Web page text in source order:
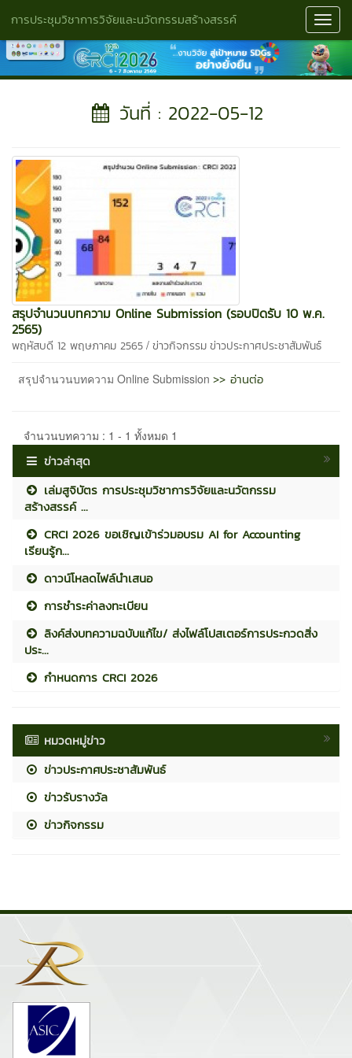
การประชุมวิชาการวิจัยและนวัตกรรมสร้างสรรค์
วันที่ : 2022-05-12
สรุปจำนวนบทความ Online Submission (รอบปิดรับ 10 พ.ค.
2565)
พฤหัสบดี 12 พฤษภาคม 2565 / ข่าวกิจกรรมข่าวประกาศประชาสัมพันธ์
สรุปจำนวนบทความ Online Submission >> อ่านต่อ
จำนวนบทความ : 1 - 1 ทั้งหมด 1
ข่าวล่าสุด
เล่มสูจิบัตร การประชุมวิชาการวิจัยและนวัตกรรม
สร้างสรรค์ ...
CRCI 2026 ขอเชิญเข้าร่วมอบรม AI for Accounting
เรียนรู้ก...
ดาวน์โหลดไฟล์นำเสนอ
การชำระค่าลงทะเบียน
ลิงค์ส่งบทความฉบับแก้ไข/ ส่งไฟล์โปสเตอร์การประกวดสิ่ง
ประ...
กำหนดการ CRCI 2026
หมวดหมู่ข่าว
ข่าวประกาศประชาสัมพันธ์
ข่าวรับรางวัล
ข่าวกิจกรรม